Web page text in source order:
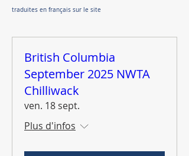
traduites en français sur le site
British Columbia
September 2025 NWTA
Chilliwack
ven. 18 sept.
Plus d'infos